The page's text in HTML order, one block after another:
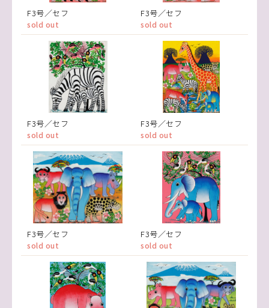
F3号／セフ
sold out
F3号／セフ
sold out
F3号／セフ
sold out
F3号／セフ
sold out
F3号／セフ
sold out
F3号／セフ
sold out